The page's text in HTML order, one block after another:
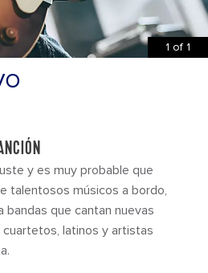
1 of 1
y es muy probable que
talentosos músicos a bordo,
que cantan nuevas
latinos y artistas